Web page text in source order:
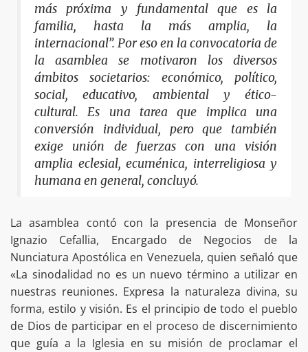
más próxima y fundamental que es la
familia, hasta la más amplia, la
internacional”. Por eso en la convocatoria de
la asamblea se motivaron los diversos
ámbitos societarios: económico, político,
social, educativo, ambiental y ético-
cultural. Es una tarea que implica una
conversión individual, pero que también
exige unión de fuerzas con una visión
amplia eclesial, ecuménica, interreligiosa y
humana en general, concluyó.
La asamblea contó con la presencia de Monseñor
Ignazio Cefallia, Encargado de Negocios de la
Nunciatura Apostólica en Venezuela, quien señaló que
«La sinodalidad no es un nuevo término a utilizar en
nuestras reuniones. Expresa la naturaleza divina, su
forma, estilo y visión. Es el principio de todo el pueblo
de Dios de participar en el proceso de discernimiento
que guía a la Iglesia en su misión de proclamar el